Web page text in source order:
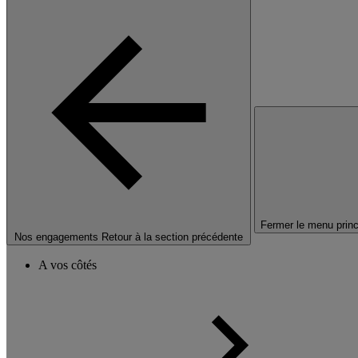
Nos engagements Retour à la section précédente
Fermer le menu
A vos côtés